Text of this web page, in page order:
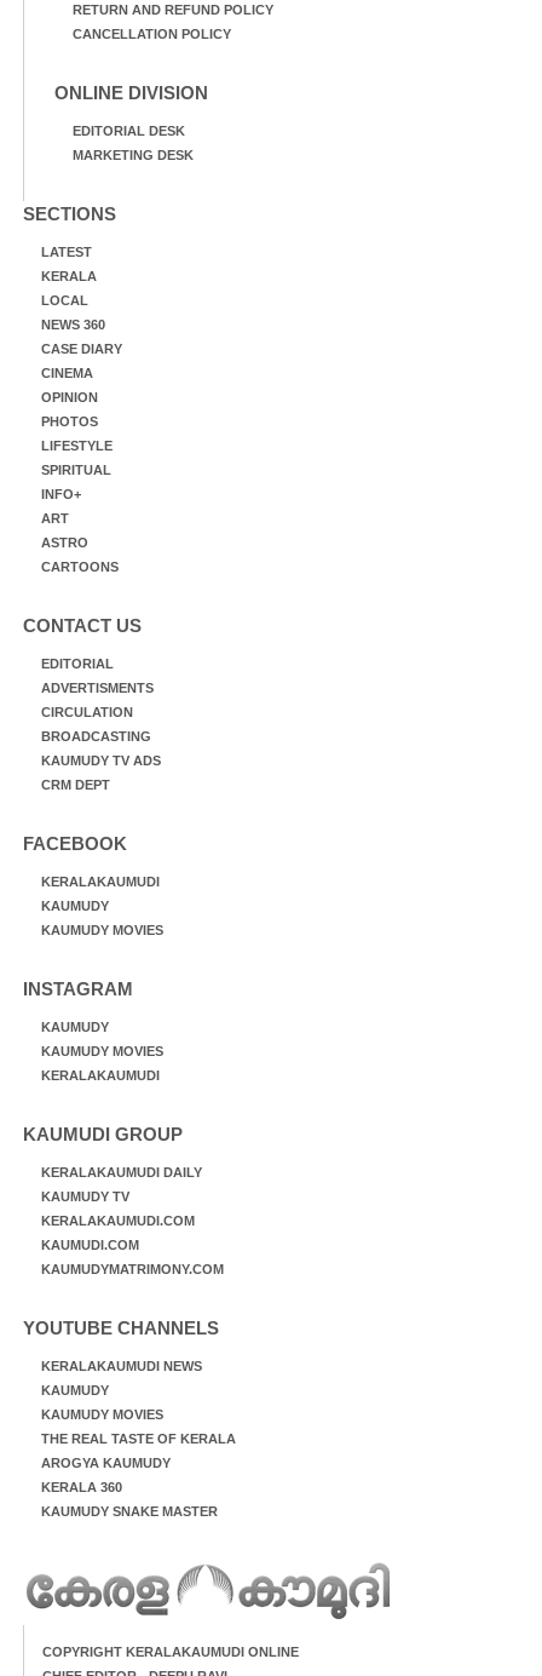
RETURN AND REFUND POLICY
CANCELLATION POLICY
ONLINE DIVISION
EDITORIAL DESK
MARKETING DESK
SECTIONS
LATEST
KERALA
LOCAL
NEWS 360
CASE DIARY
CINEMA
OPINION
PHOTOS
LIFESTYLE
SPIRITUAL
INFO+
ART
ASTRO
CARTOONS
CONTACT US
EDITORIAL
ADVERTISMENTS
CIRCULATION
BROADCASTING
KAUMUDY TV ADS
CRM DEPT
FACEBOOK
KERALAKAUMUDI
KAUMUDY
KAUMUDY MOVIES
INSTAGRAM
KAUMUDY
KAUMUDY MOVIES
KERALAKAUMUDI
KAUMUDI GROUP
KERALAKAUMUDI DAILY
KAUMUDY TV
KERALAKAUMUDI.COM
KAUMUDI.COM
KAUMUDYMATRIMONY.COM
YOUTUBE CHANNELS
KERALAKAUMUDI NEWS
KAUMUDY
KAUMUDY MOVIES
THE REAL TASTE OF KERALA
AROGYA KAUMUDY
KERALA 360
KAUMUDY SNAKE MASTER
COPYRIGHT KERALAKAUMUDI ONLINE